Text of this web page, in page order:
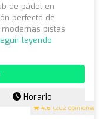
4.6 (202 opiniones)
de pádel en
perfecta de
pistas
leyendo
Horario